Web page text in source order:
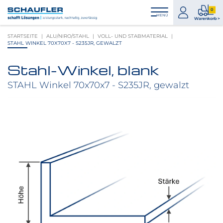
Inhalt
Hauptnavigation
Footernavigation
Logo
Schaufler
verlinkt
zur
MENÜ
zum
Konto
0
Warenkorb >
0
STARTSEITE ALU/NIRO/STAHL
VOLL- UND STABMATERIAL
STAHL WINKEL 70X70X7 - S235JR, GEWALZT
Produktbilder
Stahl-Winkel, blank
STAHL Winkel 70x70x7 - S235JR, gewalzt